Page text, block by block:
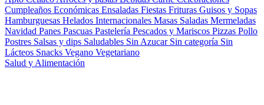
Cumpleaños Económicas Ensaladas Fiestas Frituras Guisos y Sopas
Hamburguesas Helados Internacionales Masas Saladas Mermeladas
Navidad Panes Pascuas Pastelería Pescados y Mariscos Pizzas Pollo
Postres Salsas y dips Saludables Sin Azucar Sin categoría Sin
Lácteos Snacks Vegano Vegetariano
Salud y Alimentación